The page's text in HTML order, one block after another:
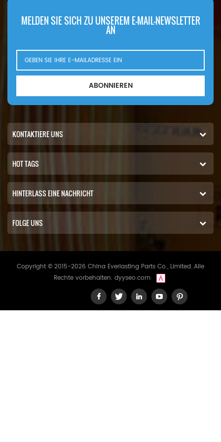
MELDEN SIE SICH ZU UNSEREM E-MAIL-NEWSLETTER
AN
ABONNIEREN
KONTAKTIERE UNS
HOT TAGS
HINTERLASS EINE NACHRICHT
FOLGE UNS
Copyright © 2015-2026 China Everlasting Parts Co., Limited..Alle
Rechte vorbehalten. dyyseo.com